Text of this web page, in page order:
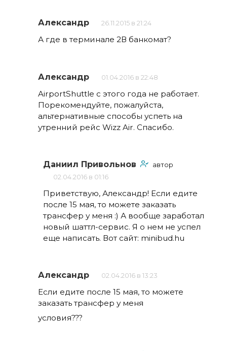
Александр 26.11.2015 в 21:24
А где в терминале 2В банкомат?
Александр 01.04.2016 в 22:48
AirportShuttle с этого года не работает.
Порекомендуйте, пожалуйста,
альтернативные способы успеть на
утренний рейс Wizz Air. Спасибо.
Даниил Привольнов
автор
02.04.2016 в 01:16
Приветствую, Александр! Если едите
после 15 мая, то можете заказать
трансфер у меня :) А вообще заработал
новый шаттл-сервис. Я о нем не успел
еще написать. Вот сайт: minibud.hu
Александр 02.04.2016 в 13:23
Если едите после 15 мая, то можете
заказать трансфер у меня
условия???